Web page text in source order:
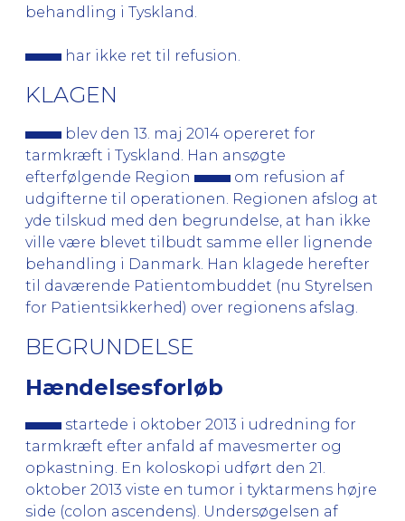
behandling i Tyskland.
har ikke ret til refusion.
KLAGEN
blev den 13. maj 2014 opereret for
tarmkræft i Tyskland. Han ansøgte
efterfølgende Region
om refusion af
udgifterne til operationen. Regionen afslog at
yde tilskud med den begrundelse, at han ikke
ville være blevet tilbudt samme eller lignende
behandling i Danmark. Han klagede herefter
til daværende Patientombuddet (nu Styrelsen
for Patientsikkerhed) over regionens afslag.
BEGRUNDELSE
Hændelsesforløb
startede i oktober 2013 i udredning for
tarmkræft efter anfald af mavesmerter og
opkastning. En koloskopi udført den 21.
oktober 2013 viste en tumor i tyktarmens højre
side (colon ascendens). Undersøgelsen af